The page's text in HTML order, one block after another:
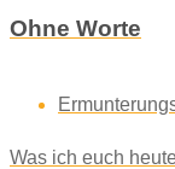
Ohne Worte
Was ich euch